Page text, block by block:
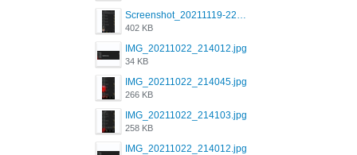
Screenshot_20211119-222658.png
402 KB
IMG_20211022_214012.jpg
34 KB
IMG_20211022_214045.jpg
266 KB
IMG_20211022_214103.jpg
258 KB
IMG_20211022_214012.jpg